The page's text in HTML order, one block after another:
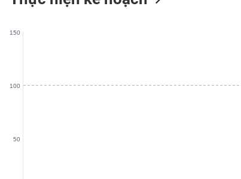
50
100
150
LIỆU
Ngành
SECTOR